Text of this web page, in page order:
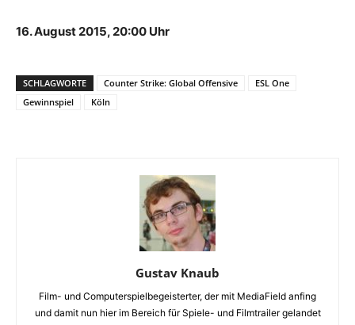
16. August 2015, 20:00 Uhr
SCHLAGWORTE Counter Strike: Global Offensive
ESL One
Gewinnspiel
Köln
Gustav Knaub
Film- und Computerspielbegeisterter, der mit MediaField anfing
und damit nun hier im Bereich für Spiele- und Filmtrailer gelandet